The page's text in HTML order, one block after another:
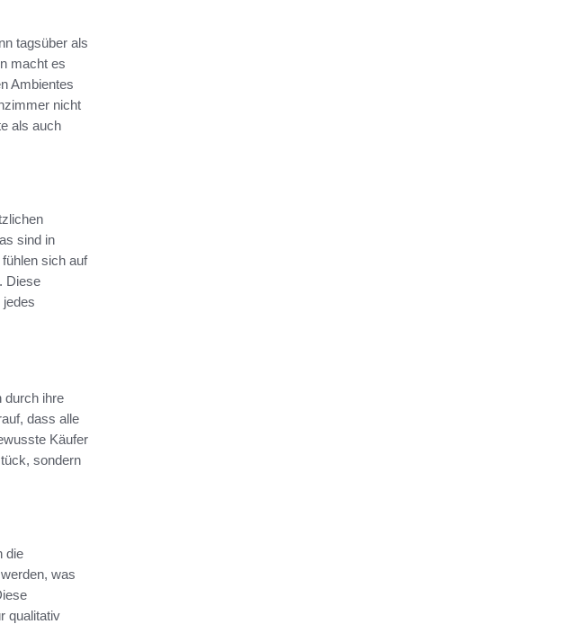
tagsüber als
macht es
Ambientes
nicht
als auch
sind in
sich auf
Diese
durch ihre
dass alle
Käufer
sondern
die
was
qualitativ